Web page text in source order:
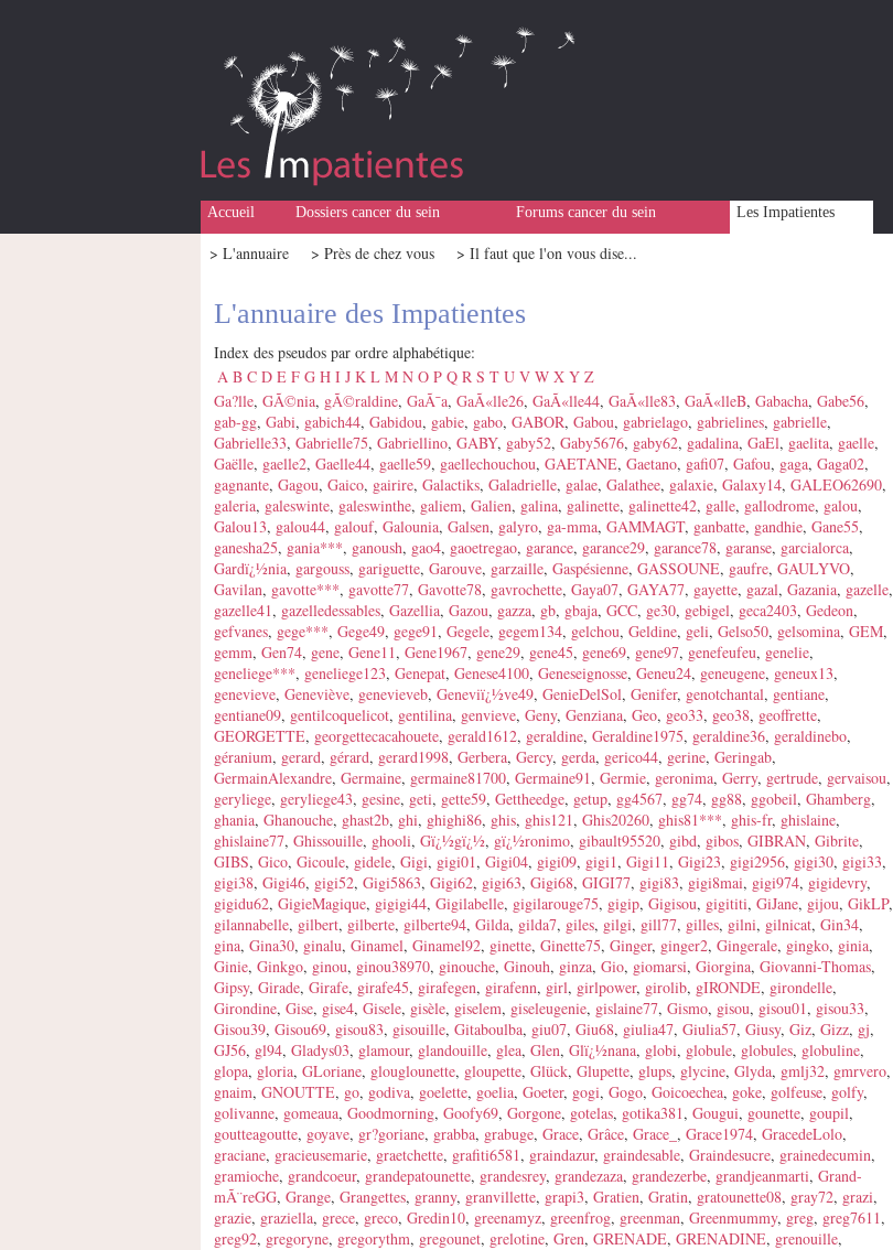
Accueil Dossiers cancer du sein Forums cancer du sein Les Impatientes
> L'annuaire > Près de chez vous > Il faut que l'on vous dise...
L'annuaire des Impatientes
Index des pseudos par ordre alphabétique:
A B C D E F G H I J K L M N O P Q R S T U V W X Y Z
Ga?lle, GÃ©nia, gÃ©raldine, GaÃ¯a, GaÃ«lle26, GaÃ«lle44, GaÃ«lle83, GaÃ«lleB, Gabacha, Gabe56,
gab-gg, Gabi, gabich44, Gabidou, gabie, gabo, GABOR, Gabou, gabrielago, gabrielines, gabrielle,
Gabrielle33, Gabrielle75, Gabriellino, GABY, gaby52, Gaby5676, gaby62, gadalina, GaEl, gaelita, gaelle,
Gaëlle, gaelle2, Gaelle44, gaelle59, gaellechouchou, GAETANE, Gaetano, gafi07, Gafou, gaga, Gaga02,
gagnante, Gagou, Gaico, gairire, Galactiks, Galadrielle, galae, Galathee, galaxie, Galaxy14, GALEO62690,
galeria, galeswinte, galeswinthe, galiem, Galien, galina, galinette, galinette42, galle, gallodrome, galou,
Galou13, galou44, galouf, Galounia, Galsen, galyro, ga-mma, GAMMAGT, ganbatte, gandhie, Gane55,
ganesha25, gania***, ganoush, gao4, gaoetregao, garance, garance29, garance78, garanse, garcialorca,
Gardï¿½nia, gargouss, gariguette, Garouve, garzaille, Gaspésienne, GASSOUNE, gaufre, GAULYVO,
Gavilan, gavotte***, gavotte77, Gavotte78, gavrochette, Gaya07, GAYA77, gayette, gazal, Gazania, gazelle,
gazelle41, gazelledessables, Gazellia, Gazou, gazza, gb, gbaja, GCC, ge30, gebigel, geca2403, Gedeon,
gefvanes, gege***, Gege49, gege91, Gegele, gegem134, gelchou, Geldine, geli, Gelso50, gelsomina, GEM,
gemm, Gen74, gene, Gene11, Gene1967, gene29, gene45, gene69, gene97, genefeufeu, genelie,
geneliege***, geneliege123, Genepat, Genese4100, Geneseignosse, Geneu24, geneugene, geneux13,
genevieve, Geneviève, genevieveb, Geneviï¿½ve49, GenieDelSol, Genifer, genotchantal, gentiane,
gentiane09, gentilcoquelicot, gentilina, genvieve, Geny, Genziana, Geo, geo33, geo38, geoffrette,
GEORGETTE, georgettecacahouete, gerald1612, geraldine, Geraldine1975, geraldine36, geraldinebo,
géranium, gerard, gérard, gerard1998, Gerbera, Gercy, gerda, gerico44, gerine, Geringab,
GermainAlexandre, Germaine, germaine81700, Germaine91, Germie, geronima, Gerry, gertrude, gervaisou,
geryliege, geryliege43, gesine, geti, gette59, Gettheedge, getup, gg4567, gg74, gg88, ggobeil, Ghamberg,
ghania, Ghanouche, ghast2b, ghi, ghighi86, ghis, ghis121, Ghis20260, ghis81***, ghis-fr, ghislaine,
ghislaine77, Ghissouille, ghooli, Gï¿½gï¿½, gï¿½ronimo, gibault95520, gibd, gibos, GIBRAN, Gibrite,
GIBS, Gico, Gicoule, gidele, Gigi, gigi01, Gigi04, gigi09, gigi1, Gigi11, Gigi23, gigi2956, gigi30, gigi33,
gigi38, Gigi46, gigi52, Gigi5863, Gigi62, gigi63, Gigi68, GIGI77, gigi83, gigi8mai, gigi974, gigidevry,
gigidu62, GigieMagique, gigigi44, Gigilabelle, gigilarouge75, gigip, Gigisou, gigititi, GiJane, gijou, GikLP,
gilannabelle, gilbert, gilberte, gilberte94, Gilda, gilda7, giles, gilgi, gill77, gilles, gilni, gilnicat, Gin34,
gina, Gina30, ginalu, Ginamel, Ginamel92, ginette, Ginette75, Ginger, ginger2, Gingerale, gingko, ginia,
Ginie, Ginkgo, ginou, ginou38970, ginouche, Ginouh, ginza, Gio, giomarsi, Giorgina, Giovanni-Thomas,
Gipsy, Girade, Girafe, girafe45, girafegen, girafenn, girl, girlpower, girolib, gIRONDE, girondelle,
Girondine, Gise, gise4, Gisele, gisèle, giselem, giseleugenie, gislaine77, Gismo, gisou, gisou01, gisou33,
Gisou39, Gisou69, gisou83, gisouille, Gitaboulba, giu07, Giu68, giulia47, Giulia57, Giusy, Giz, Gizz, gj,
GJ56, gl94, Gladys03, glamour, glandouille, glea, Glen, Glï¿½nana, globi, globule, globules, globuline,
glopa, gloria, GLoriane, glouglounette, gloupette, Glück, Glupette, glups, glycine, Glyda, gmlj32, gmrvero,
gnaim, GNOUTTE, go, godiva, goelette, goelia, Goeter, gogi, Gogo, Goicoechea, goke, golfeuse, golfy,
golivanne, gomeaua, Goodmorning, Goofy69, Gorgone, gotelas, gotika381, Gougui, gounette, goupil,
goutteagoutte, goyave, gr?goriane, grabba, grabuge, Grace, Grâce, Grace_ , Grace1974, GracedeLolo,
graciane, gracieusemarie, graetchette, grafiti6581, graindazur, graindesable, Graindesucre, grainedecumin,
gramioche, grandcoeur, grandepatounette, grandesrey, grandezaza, grandezerbe, grandjeanmarti, Grand-
mÃ¨reGG, Grange, Grangettes, granny, granvillette, grapi3, Gratien, Gratin, gratounette08, gray72, grazi,
grazie, graziella, grece, greco, Gredin10, greenamyz, greenfrog, greenman, Greenmummy, greg, greg7611,
greg92, gregoryne, gregorythm, gregounet, grelotine, Gren, GRENADE, GRENADINE, grenouille,